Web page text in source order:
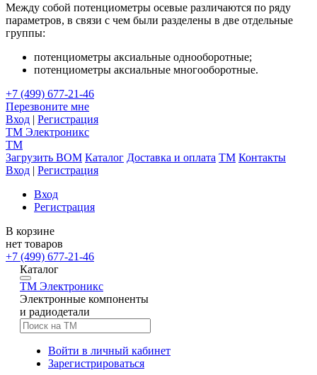
Между собой потенциометры осевые различаются по ряду
параметров, в связи с чем были разделены в две отдельные
группы:
потенциометры аксиальные однооборотные;
потенциометры аксиальные многооборотные.
+7 (499) 677-21-46
Перезвоните мне
Вход | Регистрация
TM Электроникс
TM
Загрузить BOM Каталог Доставка и оплата TM Контакты
Вход | Регистрация
Вход
Регистрация
В корзине
нет товаров
+7 (499) 677-21-46
Каталог
TM Электроникс
Электронные компоненты
и радиодетали
Войти в личный кабинет
Зарегистрироваться